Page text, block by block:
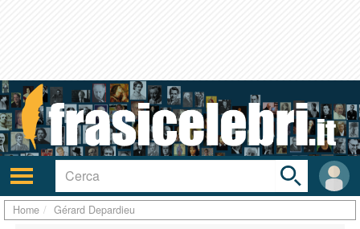
Attiva/disattiva
navigazione
User
area
Toggle
search
bar
Home Gérard Depardieu